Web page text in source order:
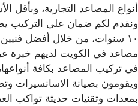
أنواع المصاعد التجارية، وبأقل
ونقدم لكم ضمان على التركيب
١٠ سنوات، من خلال أفضل
مصاعد في الكويت لديهم خبرة
في تركيب المصاعد بكافة
ويقومون بصيانة الاسانسيرات
بمعدات وتقنيات حديثة تواكب